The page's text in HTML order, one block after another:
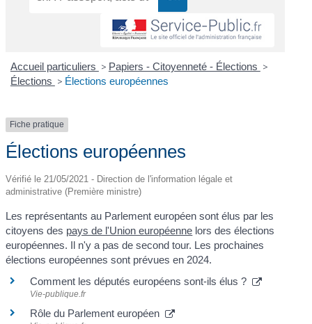
Accueil particuliers > Papiers - Citoyenneté - Élections >
Élections > Élections européennes
Fiche pratique
Élections européennes
Vérifié le 21/05/2021 - Direction de l'information légale et
administrative (Première ministre)
Les représentants au Parlement européen sont élus par les
citoyens des pays de l'Union européenne lors des élections
européennes. Il n'y a pas de second tour. Les prochaines
élections européennes sont prévues en 2024.
Comment les députés européens sont-ils élus ?
Vie-publique.fr
Rôle du Parlement européen